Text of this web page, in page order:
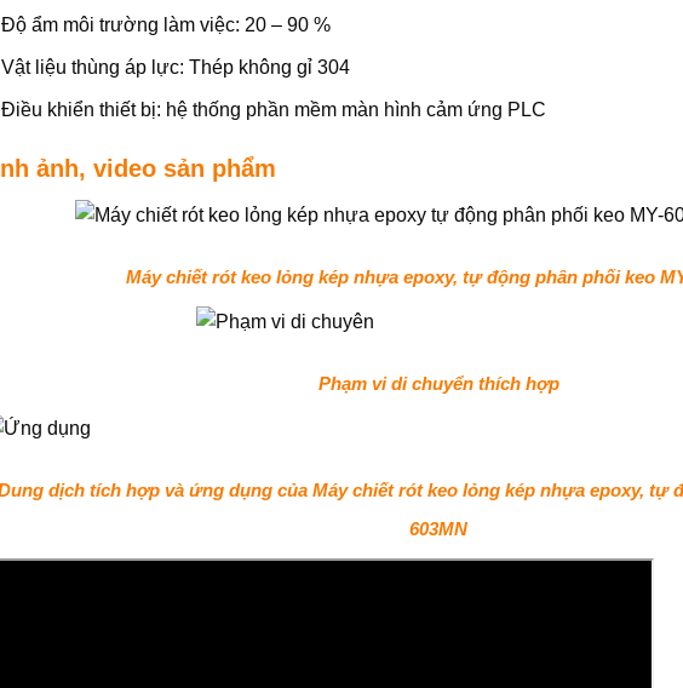
Độ ẩm môi trường làm việc: 20 – 90 %
Vật liệu thùng áp lực: Thép không gỉ 304
Điều khiển thiết bị: hệ thống phần mềm màn hình cảm ứng PLC
ảnh, video sản phẩm
Máy chiết rót keo lỏng kép nhựa epoxy, tự động phân phối keo
Phạm vi di chuyển thích hợp
dịch tích hợp và ứng dụng của Máy chiết rót keo lỏng kép nhựa epoxy, tự
603MN